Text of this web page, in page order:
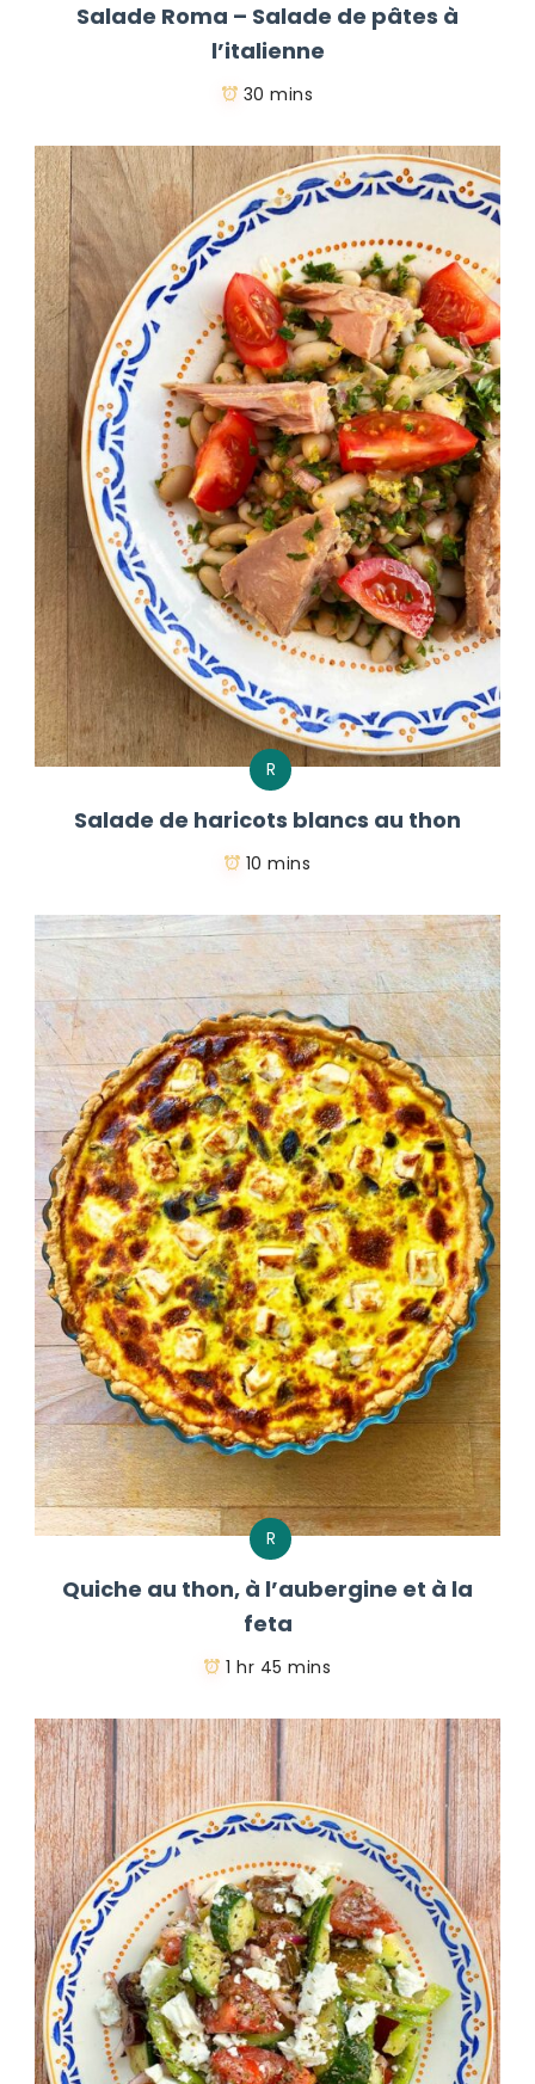
Salade Roma – Salade de pâtes à
l’italienne
30 mins
R
Salade de haricots blancs au thon
10 mins
R
Quiche au thon, à l’aubergine et à la
feta
1 hr 45 mins